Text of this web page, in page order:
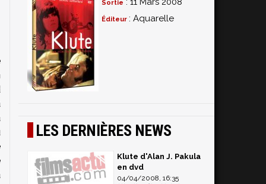
Sortie
Éditeur : Aquarelle
LES DERNIÈRES NEWS
Klute d'Alan J. Pakula
en dvd
04/04/2008, 16:35